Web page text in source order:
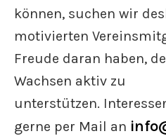
können, suchen wir
motivierten
Freude daran haben,
Wachsen aktiv zu
unterstützen.
gerne per Mail an